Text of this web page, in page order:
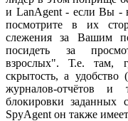
и LanAgent - если Вы -
посмотрите в их
слежения за Вашим
посидеть за
взрослых". Т.е. там,
скрытость, а
журналов-отчётов
блокировки заданных
SpyAgent он также